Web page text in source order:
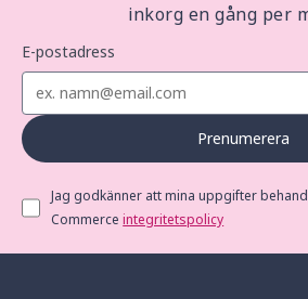
inkorg en gång per
E-postadress
Prenumerera
Jag godkänner att mina uppgifter
Commerceintegritetspolicy